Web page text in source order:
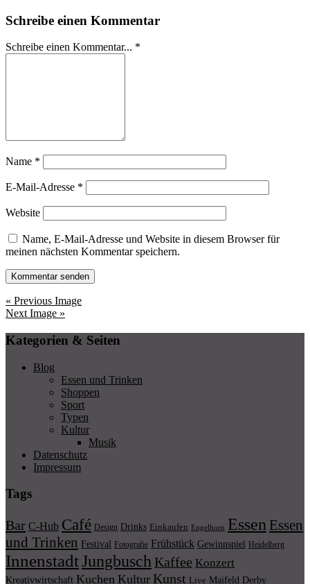
Schreibe einen Kommentar
Schreibe einen Kommentar... *
Name *
E-Mail-Adresse *
Website
Name, E-Mail-Adresse und Website in diesem Browser für
meinen nächsten Kommentar speichern.
« Previous Image
Next Image »
Kategorien & Seiten
Blog
Essen und Trinken
Shoppen
Sport
Typen
Kultur
Musik
Datenschutz
Impressum
Tags
Bar C-Hub Café Design Drinks Einkaufen Engelhorn Essen Essen
und Trinken Festival Fotografie Frühstück Gewinnspiel Heidelberg
InnenstadtJungbusch Kaffee Konzert
Kreativwirtschaft Kuchen Kultur Kunst Live Maifeld Derby